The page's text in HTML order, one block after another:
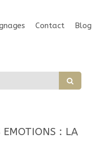
Contact Blog
EMOTIONS : LA